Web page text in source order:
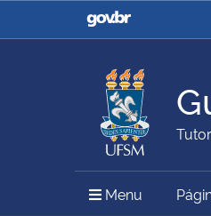
Casa Civil
Ministério da
Pecuária e
Ministério do Meio
Menu Menu